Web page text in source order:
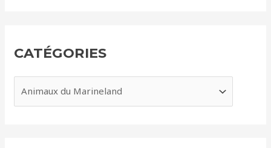
e
CATÉGORIES
a